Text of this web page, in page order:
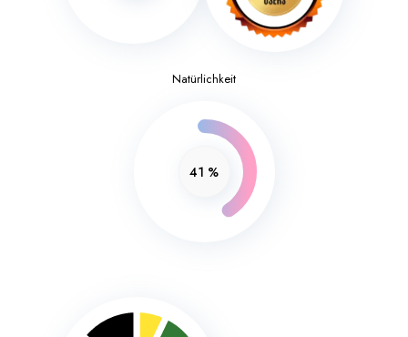
Natürlichkeit
41 %